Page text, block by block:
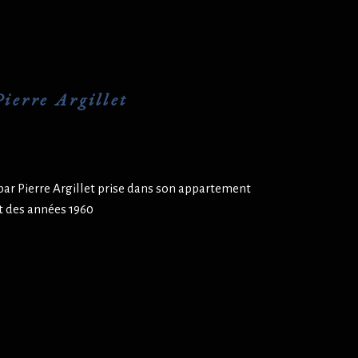
Argillet
Pierre Argillet prise dans son appartement
années 1960